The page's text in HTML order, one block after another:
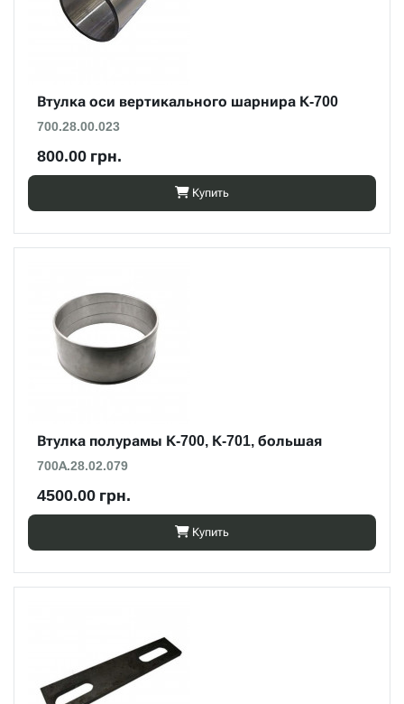
Втулка оси вертикального шарнира К-700
700.28.00.023
800.00 грн.
Купить
Втулка полурамы К-700, К-701, большая
700А.28.02.079
4500.00 грн.
Купить